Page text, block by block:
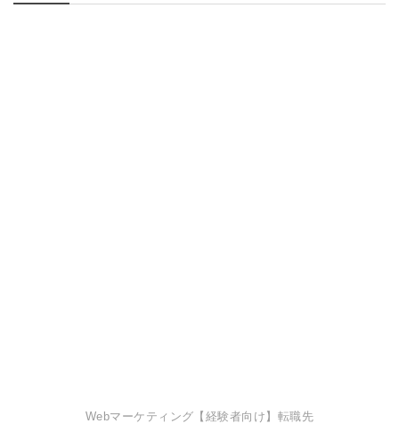
Webマーケティング【経験者向け】転職先